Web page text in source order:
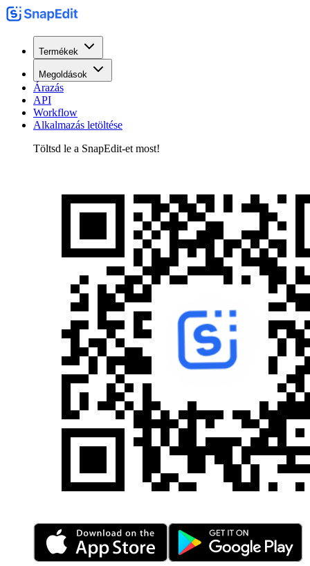
Termékek
Megoldások
Árazás
API
Workflow
Alkalmazás letöltése
Töltsd le a SnapEdit-et most!